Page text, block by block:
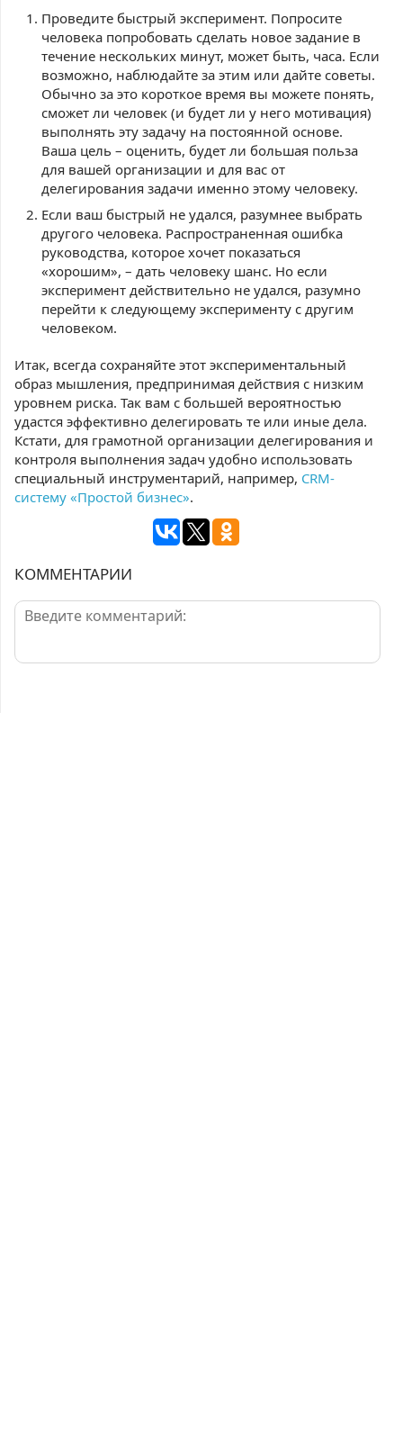
Проведите быстрый эксперимент. Попросите
человека попробовать сделать новое задание в
течение нескольких минут, может быть, часа. Если
возможно, наблюдайте за этим или дайте советы.
Обычно за это короткое время вы можете понять,
сможет ли человек (и будет ли у него мотивация)
выполнять эту задачу на постоянной основе.
Ваша цель – оценить, будет ли большая польза
для вашей организации и для вас от
делегирования задачи именно этому человеку.
Если ваш быстрый не удался, разумнее выбрать
другого человека. Распространенная ошибка
руководства, которое хочет показаться
«хорошим», – дать человеку шанс. Но если
эксперимент действительно не удался, разумно
перейти к следующему эксперименту с другим
человеком.
Итак, всегда сохраняйте этот экспериментальный
образ мышления, предпринимая действия с низким
уровнем риска. Так вам с большей вероятностью
удастся эффективно делегировать те или иные дела.
Кстати, для грамотной организации делегирования и
контроля выполнения задач удобно использовать
специальный инструментарий, например, CRM-
систему «Простой бизнес».
КОММЕНТАРИИ